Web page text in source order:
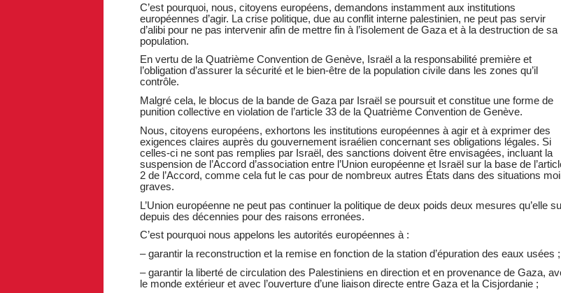
C’est pourquoi, nous, citoyens européens, demandons instamment aux institutions
européennes d’agir. La crise politique, due au conflit interne palestinien, ne peut pas servir
d’alibi pour ne pas intervenir afin de mettre fin à l’isolement de Gaza et à la destruction de sa
population.
En vertu de la Quatrième Convention de Genève, Israël a la responsabilité première et
l’obligation d’assurer la sécurité et le bien-être de la population civile dans les zones qu’il
contrôle.
Malgré cela, le blocus de la bande de Gaza par Israël se poursuit et constitue une forme de
punition collective en violation de l’article 33 de la Quatrième Convention de Genève.
Nous, citoyens européens, exhortons les institutions européennes à agir et à exprimer des
exigences claires auprès du gouvernement israélien concernant ses obligations légales. Si
celles-ci ne sont pas remplies par Israël, des sanctions doivent être envisagées, incluant la
suspension de l’Accord d’association entre l’Union européenne et Israël sur la base de
2 de l’Accord, comme cela fut le cas pour de nombreux autres États dans des situations
graves.
L’Union européenne ne peut pas continuer la politique de deux poids deux mesures qu’elle
depuis des décennies pour des raisons erronées.
C’est pourquoi nous appelons les autorités européennes à :
– garantir la reconstruction et la remise en fonction de la station d’épuration des eaux usées ;
– garantir la liberté de circulation des Palestiniens en direction et en provenance de Gaza,
le monde extérieur et avec l’ouverture d’une liaison directe entre Gaza et la Cisjordanie ;